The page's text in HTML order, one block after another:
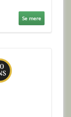
Se mere